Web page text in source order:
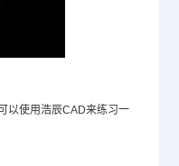
以使用浩辰CAD来练习一